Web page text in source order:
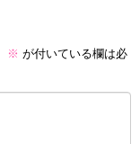
※ が付いている欄は必